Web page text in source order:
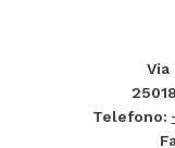
Via
25018
Telefono: